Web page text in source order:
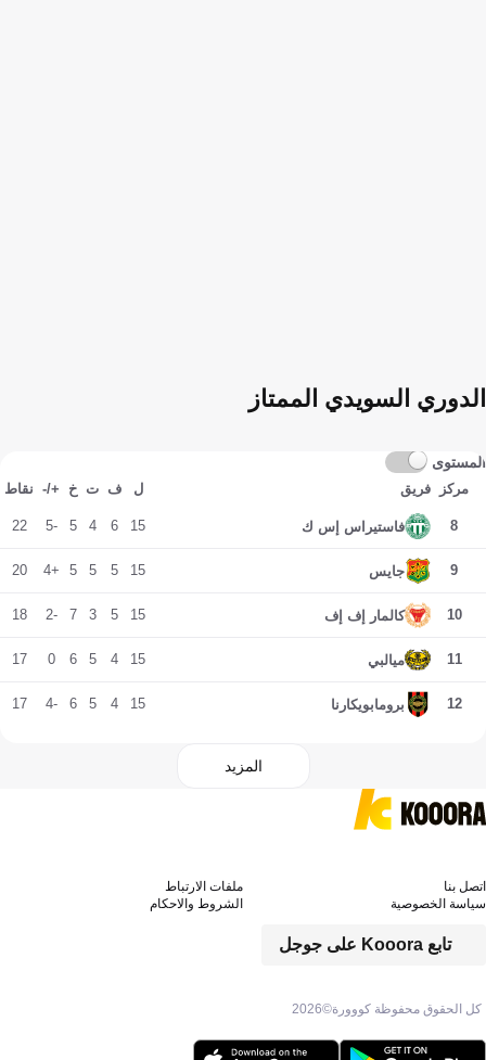
الدوري السويدي الممتاز
المستوى
مركز فريق ل ف ت خ +/- نقاط
8 فاستيراس إس ك 15
6
4
5
-5
22
9 جايس 15
5
5
5
+4
20
10 كالمار إف إف 15
5
3
7
-2
18
11 ميالبي 15
4
5
6
0
17
12 برومابويكارنا 15
4
5
6
-4
17
المزيد
كل الحقوق محفوظة كووورة©2026
تابع Kooora على جوجل
اتصل بنا
ملفات الارتباط
سياسة الخصوصية
الشروط والاحكام